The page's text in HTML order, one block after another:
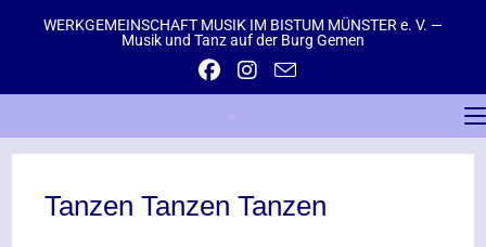
WERKGEMEINSCHAFT MUSIK IM BISTUM MÜNSTER e. V. —
Musik und Tanz auf der Burg Gemen
Tanzen Tanzen Tanzen